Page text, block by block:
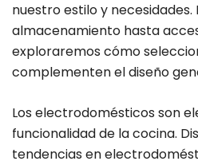
nuestro estilo y
almacenamiento hasta
exploraremos cómo
complementen el diseño
Los electrodomésticos son
funcionalidad de la cocina.
tendencias en